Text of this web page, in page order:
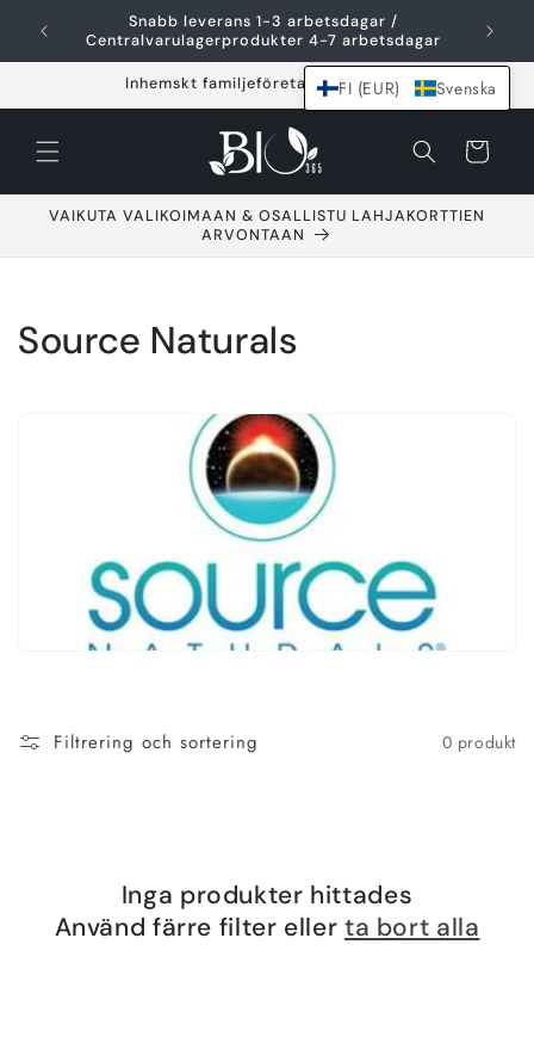
Hoppa över och
gå till innehållet
Snabb leverans 1-3 arbetsdagar /
Centralvarulagerprodukter 4-7 arbetsdagar
Inhemskt familjeföretag sedan 2021
Varukorg
VAIKUTA VALIKOIMAAN & OSALLISTU LAHJAKORTTIEN
ARVONTAAN
S
Source Naturals
Filtrering och sortering 0 produkt
Inga produkter hittades
Använd färre filter eller ta bort alla
FI (EUR) Svenska